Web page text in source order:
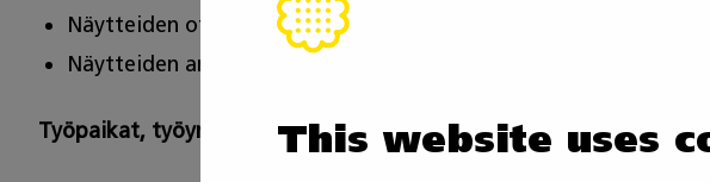
This website uses
Näytteiden ottamista ja liuosten valmistamista
Näytteiden analysointia, tulosten laskemista ja raportointia
Työpaikat, työympäristö ja alueellisuus?